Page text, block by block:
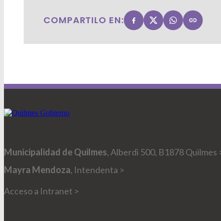
COMPARTILO EN:
Municipalidad de Quilmes, Alberdi 500, B1878 Quilmes
Mayra Mendoza, Intendenta >
Acceso a Intranet >